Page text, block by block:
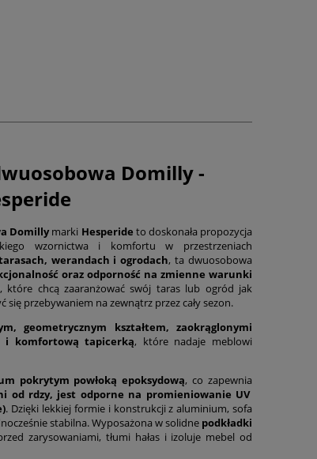
Domilly -
Domillymarki Hesperide to doskonała propozycja
wzornictwa i komfortu w przestrzeniach
werandach i ogrodach, ta dwuosobowa
oraz odporność na zmienne warunki
które chcą zaaranżować swój taras lub ogród jak
przebywaniem na zewnątrz przez cały sezon.
geometrycznym kształtem, zaokrąglonymi
i komfortową tapicerką, które nadaje meblowi
pokrytym powłoką epoksydową, co zapewnia
od rdzy, jest odporne na promieniowanie UV
. Dzięki lekkiej formie i konstrukcji z aluminium, sofa
stabilna. Wyposażona w solidne podkładki
zarysowaniami, tłumi hałas i izoluje mebel od